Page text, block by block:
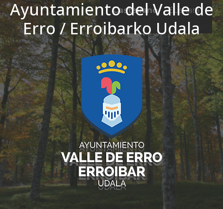
Ayuntamiento del Valle de
Erro / Erroibarko Udala
Ir al contenido
Castellano
Euskara
El tiempo - Tutiempo.net